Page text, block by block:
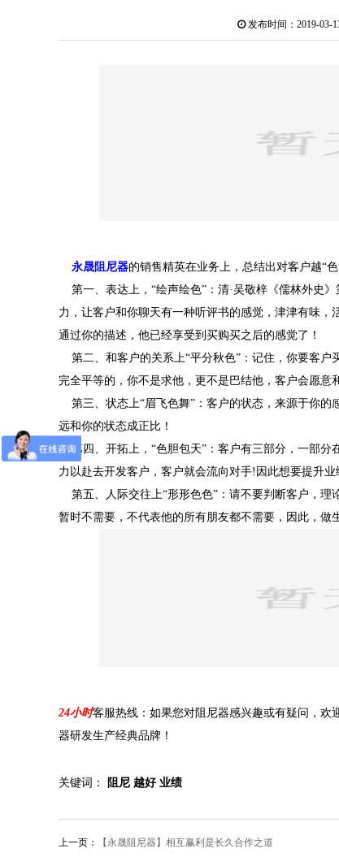
发布时间：2019-03-
永晟阻尼器的销售精英在业务上，总结出对客户越“
第一、表达上，“绘声绘色”：清·吴敬梓《儒林外史
力，让客户和你聊天有一种听评书的感觉，津津有味
通过你的描述，他已经享受到买购买之后的感觉了！
第二、和客户的关系上“平分秋色”：记住，你要客户
完全平等的，你不是求他，更不是巴结他，客户会愿意
第三、状态上“眉飞色舞”：客户的状态，来源于你的
远和你的状态成正比！
第四、开拓上，“色胆包天”：客户有三部分，一部分
力以赴去开发客户，客户就会流向对手!因此想要提升
第五、人际交往上“形形色色”：请不要判断客户，理
暂时不需要，不代表他的所有朋友都不需要，因此，做
24小时客服热线：如果您对阻尼器感兴趣或有疑问，欢
器研发生产经典品牌！
关键词： 阻尼 越好 业绩
上一页： 【永晟阻尼器】相互赢利是长久合作之道